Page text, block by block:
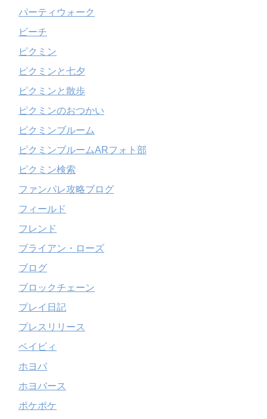
パーティウォーク
ビーチ
ピクミン
ピクミンと七夕
ピクミンと散歩
ピクミンのおつかい
ピクミンブルーム
ピクミンブルームARフォト部
ピクミン検索
ファンパレ攻略ブログ
フィールド
フレンド
ブライアン・ローズ
ブログ
ブロックチェーン
プレイ日記
プレスリリース
ベイビィ
ホヨバ
ホヨバース
ポケポケ